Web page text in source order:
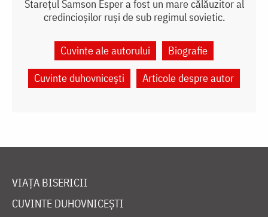
Starețul Samson Esper a fost un mare călăuzitor al
credincioșilor ruși de sub regimul sovietic.
Cuvinte ale autorului
Biografie
Cuvinte duhovnicești
Articole despre autor
VIAȚA BISERICII
CUVINTE DUHOVNICEȘTI